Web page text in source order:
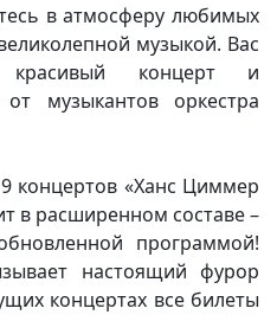
в атмосферу любимых
музыкой. Вас
красивый концерт и
музыкантов оркестра
концертов «Ханс Циммер
в расширенном составе –
программой!
настоящий фурор
концертах все билеты